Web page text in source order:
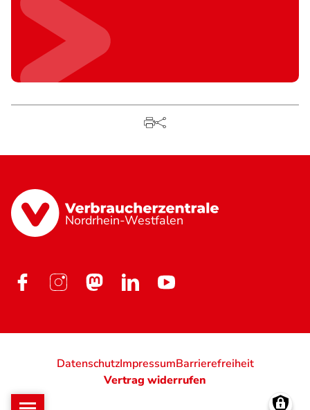
Nordrhein-Westfalen
DatenschutzImpressumBarrierefreiheit
Vertrag widerrufen